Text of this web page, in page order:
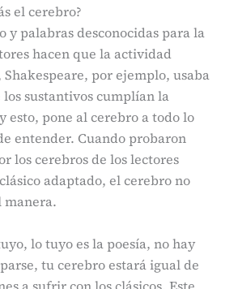
el cerebro?
y palabras desconocidas para la
hacen que la actividad
por ejemplo, usaba
sustantivos cumplían la
esto, pone al cerebro a todo lo
entender. Cuando probaron
los cerebros de los lectores
adaptado, el cerebro no
manera.
lo tuyo es la poesía, no hay
tu cerebro estará igual de
a sufrir con los clásicos. Este